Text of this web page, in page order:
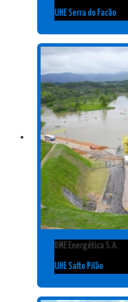
UHE Serra do Facão
DME Energética S.A.
UHE Salto Pilão